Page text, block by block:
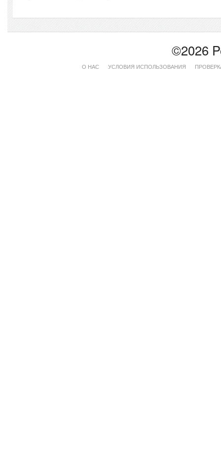
©2026
О НАС УСЛОВИЯ ИСПОЛЬЗОВАНИЯ